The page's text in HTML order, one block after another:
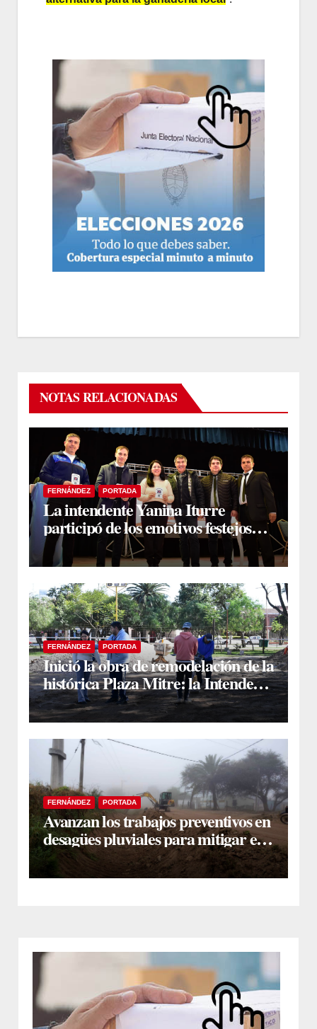
NOTAS RELACIONADAS
FERNÁNDEZ PORTADA
La intendente Yanina Iturre
participó de los emotivos festejos
por el Aniversario del Taekwon-Do
en Fernández
FERNÁNDEZ PORTADA
Inició la obra de remodelación de la
histórica Plaza Mitre: la Intendente
Yanina Iturre supervisó los
primeros trabajos
FERNÁNDEZ PORTADA
Avanzan los trabajos preventivos en
desagües pluviales para mitigar el
impacto de la temporada de lluvias